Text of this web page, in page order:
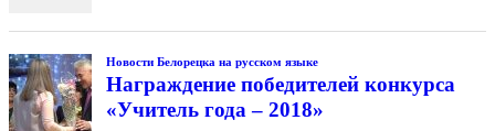
Новости Белорецка на русском языке
Награждение победителей конкурса
«Учитель года – 2018»